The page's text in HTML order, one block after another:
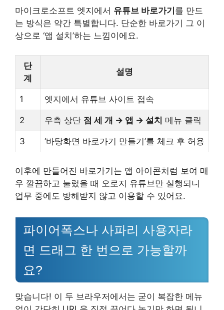
마이크로소프트 엣지에서 유튜브 바로가기 를 만드
는 방식은 약간 특별합니다. 단순한 바로가기 그 이
상으로 ‘앱 설치’하는 느낌이에요.
단
계
설명
1 엣지에서 유튜브 사이트 접속
2 우측 상단 점 세 개 → 앱 → 설치 메뉴 클릭
3 ‘바탕화면 바로가기 만들기’를 체크 후 허용
이후에 만들어진 바로가기는 앱 아이콘처럼 보여 매
우 깔끔하고 눌렀을 때 오로지 유튜브만 실행되니
업무 중에도 방해받지 않고 이용할 수 있어요.
파이어폭스나 사파리 사용자라
면 드래그 한 번으로 가능할까
요?
맞습니다! 이 두 브라우저에서는 굳이 복잡한 메뉴